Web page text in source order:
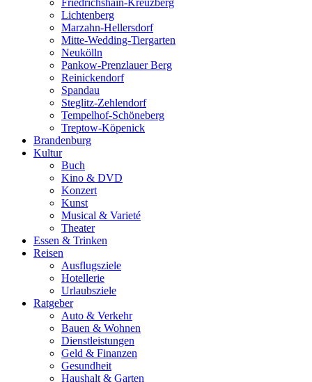
Friedrichshain-Kreuzberg
Lichtenberg
Marzahn-Hellersdorf
Mitte-Wedding-Tiergarten
Neukölln
Pankow-Prenzlauer Berg
Reinickendorf
Spandau
Steglitz-Zehlendorf
Tempelhof-Schöneberg
Treptow-Köpenick
Brandenburg
Kultur
Buch
Kino & DVD
Konzert
Kunst
Musical & Varieté
Theater
Essen & Trinken
Reisen
Ausflugsziele
Hotellerie
Urlaubsziele
Ratgeber
Auto & Verkehr
Bauen & Wohnen
Dienstleistungen
Geld & Finanzen
Gesundheit
Haushalt & Garten